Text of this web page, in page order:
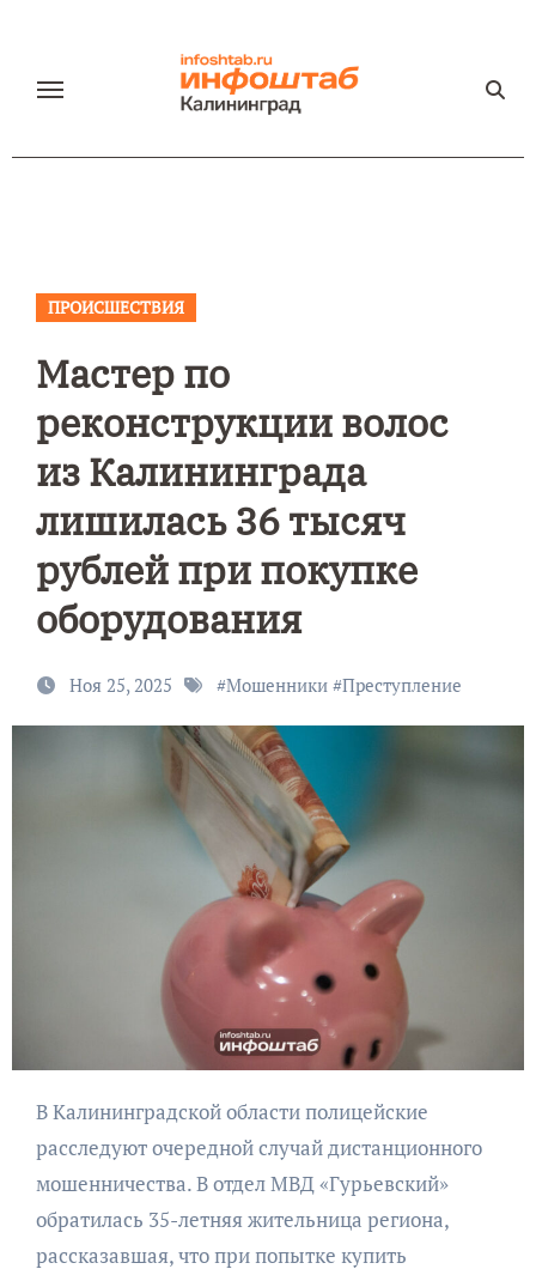
содержанию
ПРОИСШЕСТВИЯ
Мастер по
реконструкции волос
из Калининграда
лишилась 36 тысяч
рублей при покупке
оборудования
Ноя 25, 2025 #Мошенники#Преступление
В Калининградской области полицейские
расследуют очередной случай дистанционного
мошенничества. В отдел МВД «Гурьевский»
обратилась 35-летняя жительница региона,
рассказавшая, что при попытке купить